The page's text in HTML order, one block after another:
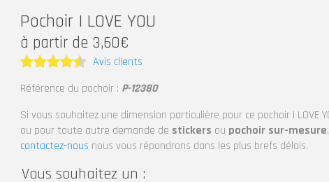
Pochoir I LOVE YOU
à partir de 3,60€
Note 4.5
Avis clients
Référence du pochoir : P-12380
Si vous souhaitez une dimension particulière pour ce pochoir I LOVE
ou pour toute autre demande de stickers ou pochoir sur-mesure,
contactez-nous nous vous répondrons dans les plus brefs délais.
Vous souhaitez un :